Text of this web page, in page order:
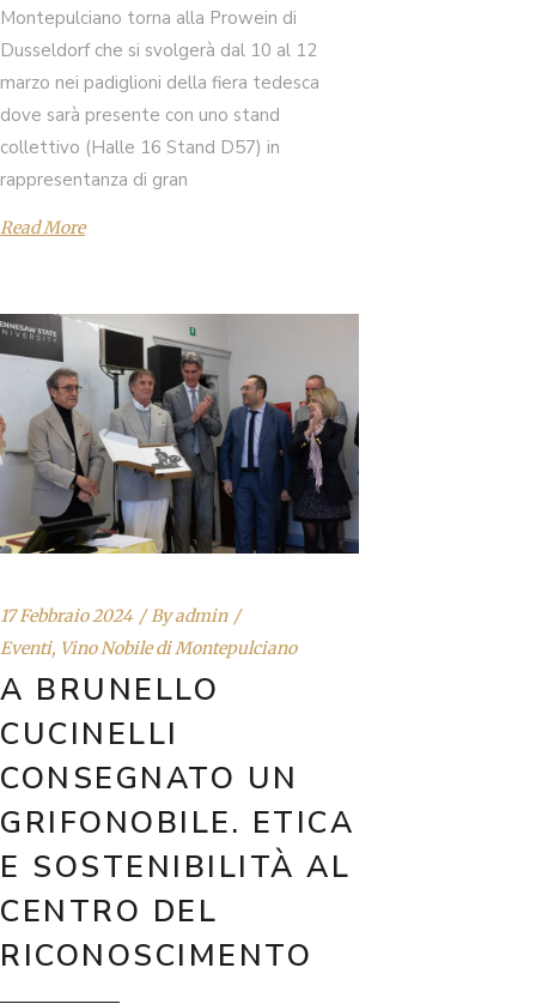
Montepulciano torna alla Prowein di
Dusseldorf che si svolgerà dal 10 al 12
marzo nei padiglioni della fiera tedesca
dove sarà presente con uno stand
collettivo (Halle 16 Stand D57) in
rappresentanza di gran
Read More
17 Febbraio 2024 Byadmin
Eventi, Vino Nobile di Montepulciano
A BRUNELLO
CUCINELLI
CONSEGNATO UN
GRIFONOBILE. ETICA
E SOSTENIBILITÀ AL
CENTRO DEL
RICONOSCIMENTO